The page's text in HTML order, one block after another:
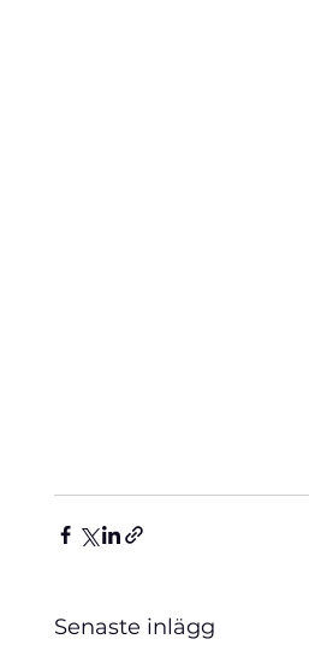
Senaste inlägg